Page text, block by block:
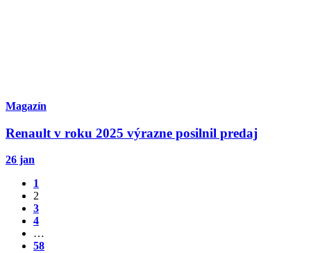
Magazín
Renault v roku 2025 výrazne posilnil predaj
26 jan
1
2
3
4
…
58